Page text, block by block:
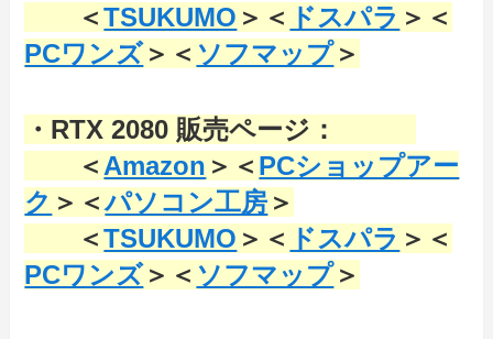
＜TSUKUMO ＞＜ ドスパラ ＞＜
PCワンズ＞＜ ソフマップ＞
・RTX 2080 販売ページ：
＜ Amazon ＞＜ PCショップアー
ク ＞＜パソコン工房 ＞
＜TSUKUMO ＞＜ ドスパラ ＞＜
PCワンズ＞＜ ソフマップ＞